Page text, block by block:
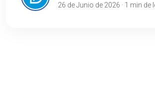
26 de Junio de 2026 · 1 min de